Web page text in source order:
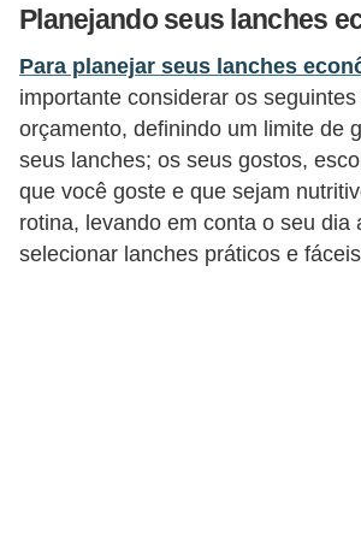
Planejando seus lanches
Para planejar seus lanches
importante considerar os
orçamento, definindo um limite de
seus lanches; os seus gostos,
que você goste e que sejam
rotina, levando em conta o seu dia
selecionar lanches práticos e
m
e
n
t
o
I
m